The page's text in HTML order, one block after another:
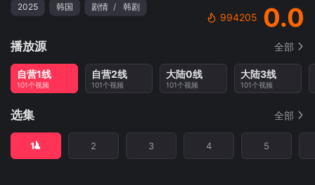
2025 韩国 剧情 / 韩剧
994205 0.0
播放源 全部
自营1线
101个视频
自营2线
101个视频
大陆0线
101个视频
大陆3线
101个视频
选集 全部
1 2 3 4 5